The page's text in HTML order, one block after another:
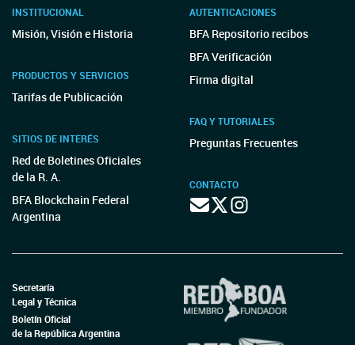
INSTITUCIONAL
Misión, Visión e Historia
PRODUCTOS Y SERVICIOS
Tarifas de Publicación
SITIOS DE INTERÉS
Red de Boletines Oficiales
de la R. A.
BFA Blockchain Federal
Argentina
AUTENTICACIONES
BFA Repositorio recibos
BFA Verificación
Firma digital
FAQ Y TUTORIALES
Preguntas Frecuentes
CONTACTO
Secretaría
Legal y Técnica
Boletín Oficial
de la República Argentina